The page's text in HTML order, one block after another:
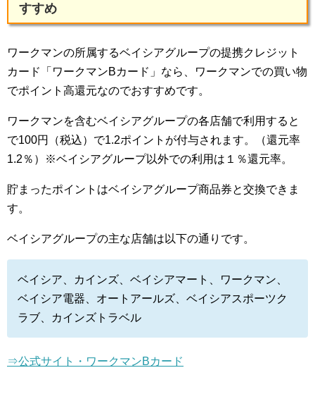
すすめ
ワークマンの所属するベイシアグループの提携クレジット
カード「ワークマンBカード」なら、ワークマンでの買い物
でポイント高還元なのでおすすめです。
ワークマンを含むベイシアグループの各店舗で利用すると
で100円（税込）で1.2ポイントが付与されます。（還元率
1.2％）※ベイシアグループ以外での利用は１％還元率。
貯まったポイントはベイシアグループ商品券と交換できま
す。
ベイシアグループの主な店舗は以下の通りです。
ベイシア、カインズ、ベイシアマート、ワークマン、
ベイシア電器、オートアールズ、ベイシアスポーツク
ラブ、カインズトラベル
⇒公式サイト・ワークマンBカード